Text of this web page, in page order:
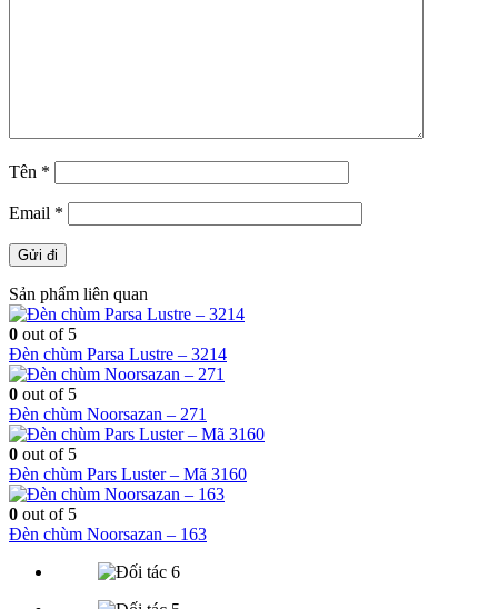
Tên *
Email *
Sản phẩm liên quan
0 out of 5
Đèn chùm Parsa Lustre – 3214
0 out of 5
Đèn chùm Noorsazan – 271
0 out of 5
Đèn chùm Pars Luster – Mã 3160
0 out of 5
Đèn chùm Noorsazan – 163